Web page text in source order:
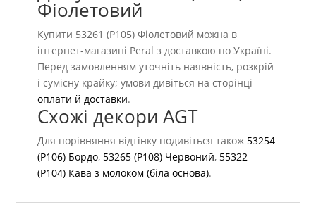
Фіолетовий
Купити 53261 (P105) Фіолетовий можна в
інтернет-магазині Peral з доставкою по Україні.
Перед замовленням уточніть наявність, розкрій
і сумісну крайку; умови дивіться на сторінці
оплати й доставки.
Схожі декори AGT
Для порівняння відтінку подивіться також 53254
(P106) Бордо, 53265 (P108) Червоний, 55322
(P104) Кава з молоком (біла основа).